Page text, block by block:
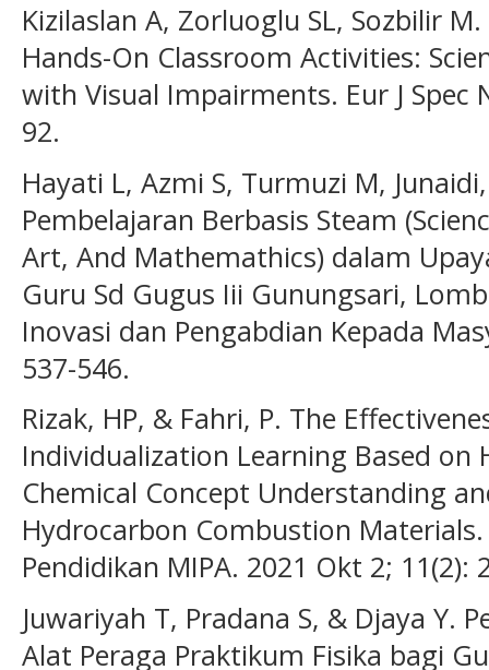
Kizilaslan A, Zorluoglu SL, Sozbilir
Hands-On Classroom Activities:
with Visual Impairments. Eur J Spec
92.
Hayati L, Azmi S, Turmuzi M,
Pembelajaran Berbasis Steam
Art, And Mathemathics) dalam
Guru Sd Gugus Iii Gunungsari,
Inovasi dan Pengabdian Kepada
537-546.
Rizak, HP, & Fahri, P. The
Individualization Learning Based on
Chemical Concept Understanding
Hydrocarbon Combustion
Pendidikan MIPA. 2021 Okt 2; 11(2):
Juwariyah T, Pradana S, & Djaya Y.
Alat Peraga Praktikum Fisika bagi